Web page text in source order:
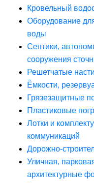
Кровельный
Оборудование
воды
Септики,
сооружения
Решетчатые
Ёмкости,
Грязезащитные
Пластиковые
Лотки и
коммуникаций
Дорожно-
Уличная,
архитектурные